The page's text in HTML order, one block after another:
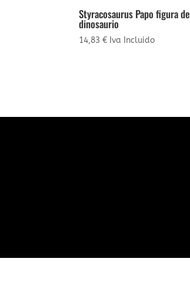
Styracosaurus Papo figura de
dinosaurio
14,83€ Iva Incluido